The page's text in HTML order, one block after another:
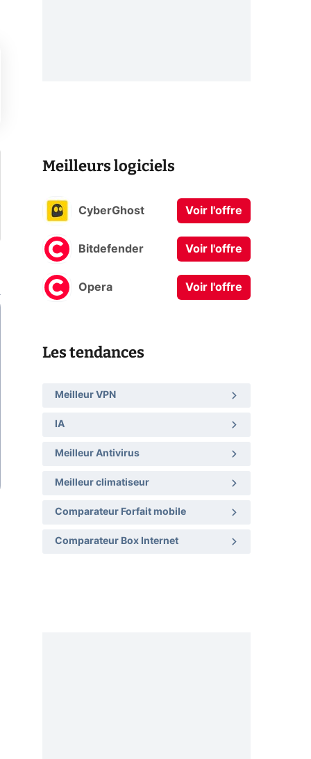
Meilleurs logiciels
CyberGhost Voir l'offre
Bitdefender Voir l'offre
Opera Voir l'offre
Les tendances
Meilleur VPN
IA
Meilleur Antivirus
Meilleur climatiseur
Comparateur Forfait mobile
Comparateur Box Internet